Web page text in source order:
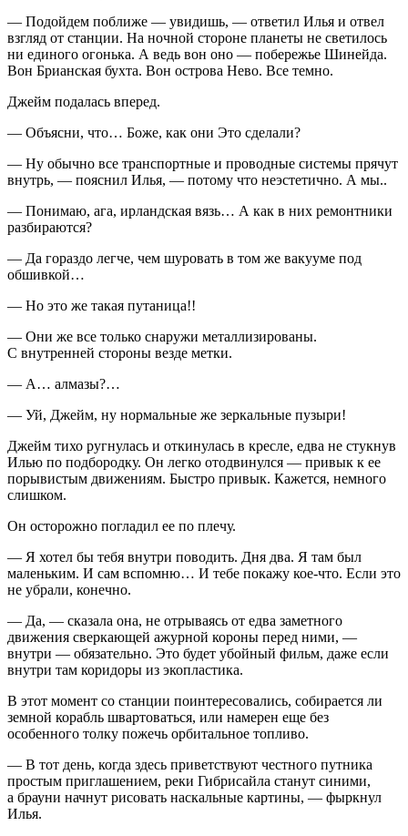
— Подойдем поближе — увидишь, — ответил Илья и отвел
взгляд от станции. На ночной стороне планеты не светилось
ни единого огонька. А ведь вон оно — побережье Шинейда.
Вон Брианская бухта. Вон острова Нево. Все темно.
Джейм подалась вперед.
— Объясни, что… Боже, как они Это сделали?
— Ну обычно все транспортные и проводные системы прячут
внутрь, — пояснил Илья, — потому что неэстетично. А мы..
— Понимаю, ага, ирландская вязь… А как в них ремонтники
разбираются?
— Да гораздо легче, чем шуровать в том же вакууме под
обшивкой…
— Но это же такая путаница!!
— Они же все только снаружи металлизированы.
С внутренней стороны везде метки.
— А… алмазы?…
— Уй, Джейм, ну нормальные же зеркальные пузыри!
Джейм тихо ругнулась и откинулась в кресле, едва не стукнув
Илью по подбородку. Он легко отодвинулся — привык к ее
порывистым движениям. Быстро привык. Кажется, немного
слишком.
Он осторожно погладил ее по плечу.
— Я хотел бы тебя внутри поводить. Дня два. Я там был
маленьким. И сам вспомню… И тебе покажу кое-что. Если это
не убрали, конечно.
— Да, — сказала она, не отрываясь от едва заметного
движения сверкающей ажурной короны перед ними, —
внутри — обязательно. Это будет убойный фильм, даже если
внутри там коридоры из экопластика.
В этот момент со станции поинтересовались, собирается ли
земной корабль швартоваться, или намерен еще без
особенного толку пожечь орбитальное топливо.
— В тот день, когда здесь приветствуют честного путника
простым приглашением, реки Гибрисайла станут синими,
а брауни начнут рисовать наскальные картины, — фыркнул
Илья.